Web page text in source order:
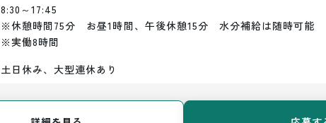
8:30～17:45
※休憩時間75分　お昼1時間、午後休憩15分　水分補給は随時可能
※実働8時間
土日休み、大型連休あり